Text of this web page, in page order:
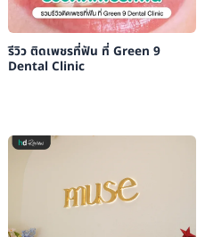
รีวิว ติดเพชรที่ฟัน ที่ Green 9
Dental Clinic